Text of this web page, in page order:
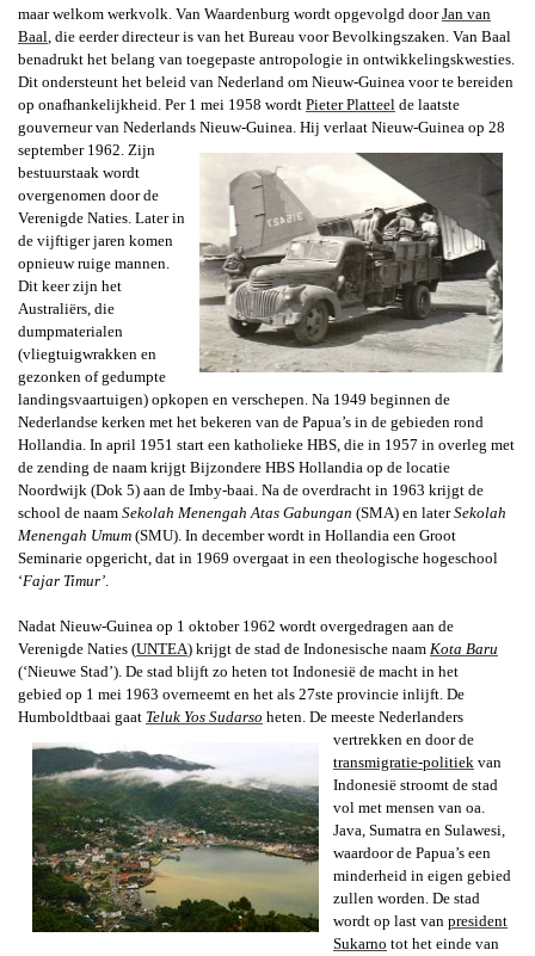
maar welkom werkvolk. Van Waardenburg wordt opgevolgd doorJan van
Baal, die eerder directeur is van het Bureau voor Bevolkingszaken. Van Baal
benadrukt het belang van toegepaste antropologie in ontwikkelingskwesties.
Dit ondersteunt het beleid van Nederland om Nieuw-Guinea voor te bereiden
op onafhankelijkheid. Per 1 mei 1958 wordt Pieter Platteel de laatste
gouverneur van Nederlands Nieuw-Guinea. Hij verlaat Nieuw-Guinea op 28
september 1962. Zijn
bestuurstaak wordt
overgenomen door de
Verenigde Naties. Later in
de vijftiger jaren komen
opnieuw ruige mannen.
Dit keer zijn het
Australiërs, die
dumpmaterialen
(vliegtuigwrakken en
gezonken of gedumpte
landingsvaartuigen) opkopen en verschepen. Na 1949 beginnen de
Nederlandse kerken met het bekeren van de Papua’s in de gebieden rond
Hollandia. In april 1951 start een katholieke HBS, die in 1957 in overleg met
de zending de naam krijgt Bijzondere HBS Hollandia op de locatie
Noordwijk (Dok 5) aan de Imby-baai. Na de overdracht in 1963 krijgt de
school de naam Sekolah Menengah Atas Gabungan (SMA) en laterSekolah
Menengah Umum (SMU). In december wordt in Hollandia een Groot
Seminarie opgericht, dat in 1969 overgaat in een theologische hogeschool
‘Fajar Timur’.
Nadat Nieuw-Guinea op 1 oktober 1962 wordt overgedragen aan de
Verenigde Naties (UNTEA) krijgt de stad de Indonesische naam Kota Baru
(‘Nieuwe Stad’). De stad blijft zo heten tot Indonesië de macht in het
gebied op 1 mei 1963 overneemt en het als 27ste provincie inlijft. De
Humboldtbaai gaat Teluk Yos Sudarso heten. De meeste Nederlanders
vertrekken en doorde
transmigratie-politiek van
Indonesië stroomt de stad
vol met mensen van oa.
Java, Sumatra en Sulawesi,
waardoor de Papua’s een
minderheid in eigen gebied
zullen worden. De stad
wordt op last van president
Sukarno tot het einde van